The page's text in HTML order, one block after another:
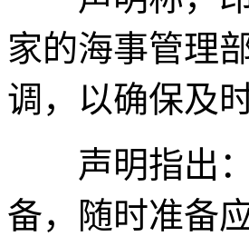
家的海事管理
调，以确保及
声明指出：“
备，随时准备